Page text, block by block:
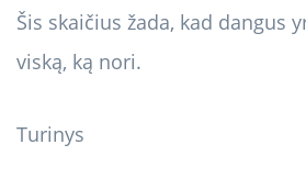
Šis skaičius žada, kad dangus
viską, ką nori.
Turinys